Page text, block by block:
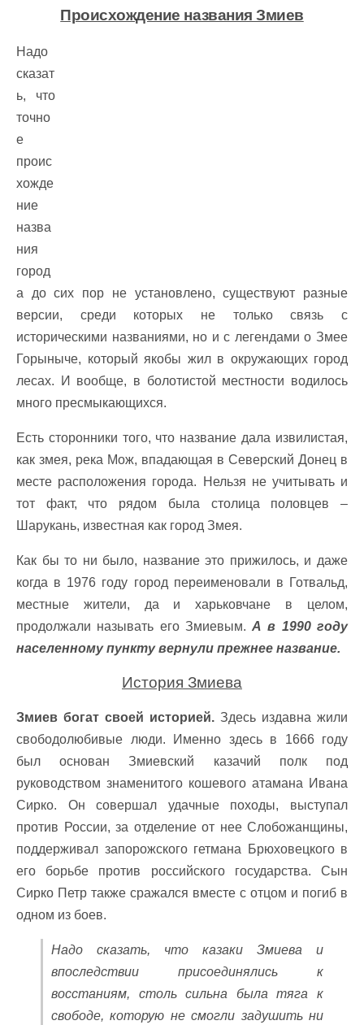
Происхождение названия Змиев
Надо
сказат
ь, что
точно
е
проис
хожде
ние
назва
ния
город
а до сих пор не установлено, существуют разные
версии, среди которых не только связь с
историческими названиями, но и с легендами о Змее
Горыныче, который якобы жил в окружающих город
лесах. И вообще, в болотистой местности водилось
много пресмыкающихся.
Есть сторонники того, что название дала извилистая,
как змея, река Мож, впадающая в Северский Донец в
месте расположения города. Нельзя не учитывать и
тот факт, что рядом была столица половцев –
Шарукань, известная как город Змея.
Как бы то ни было, название это прижилось, и даже
когда в 1976 году город переименовали в Готвальд,
местные жители, да и харьковчане в целом,
продолжали называть его Змиевым. А в 1990 году
населенному пункту вернули прежнее название.
История Змиева
Змиев богат своей историей. Здесь издавна жили
свободолюбивые люди. Именно здесь в 1666 году
был основан Змиевский казачий полк под
руководством знаменитого кошевого атамана Ивана
Сирко. Он совершал удачные походы, выступал
против России, за отделение от нее Слобожанщины,
поддерживал запорожского гетмана Брюховецкого в
его борьбе против российского государства. Сын
Сирко Петр также сражался вместе с отцом и погиб в
одном из боев.
Надо сказать, что казаки Змиева и
впоследствии присоединялись к
восстаниям, столь сильна была тяга к
свободе, которую не смогли задушить ни